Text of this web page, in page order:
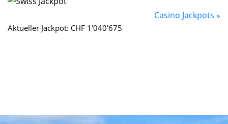
Casino Jackpots »
Aktueller Jackpot: CHF 1'040'675